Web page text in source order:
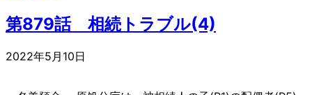
第879話 相続トラブル(4)
2022年5月10日